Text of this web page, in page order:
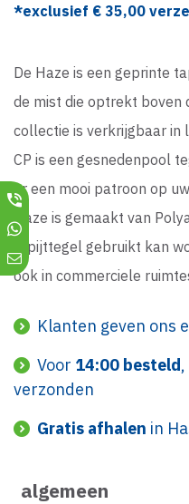
*exclusief € 35,00
De Haze is een geprinte
de mist die optrekt boven
collectie is verkrijgbaar in
CP is een gesnedenpool
er een mooi patroon op
Haze is gemaakt van
tapijttegel gebruikt kan
ook in commerciele
Klanten geven ons
Voor 14:00 besteld
verzonden
Gratis afhalen in
algemeen